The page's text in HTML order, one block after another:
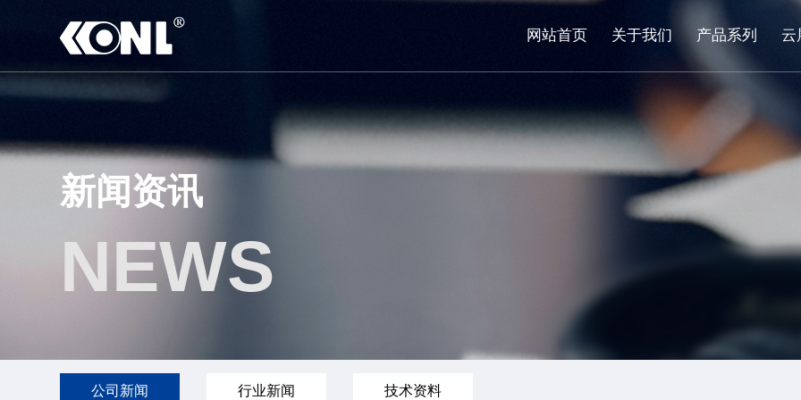
网站首页 关于我们 产品系列 云
新闻资讯
NEWS
公司新闻 行业新闻 技术资料